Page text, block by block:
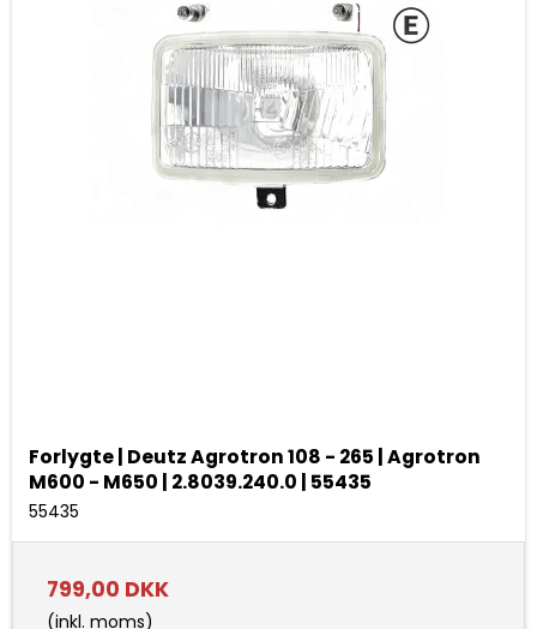
Forlygte | Deutz Agrotron 108 - 265 | Agrotron
M600 - M650 | 2.8039.240.0 | 55435
55435
799,00 DKK
(inkl. moms)